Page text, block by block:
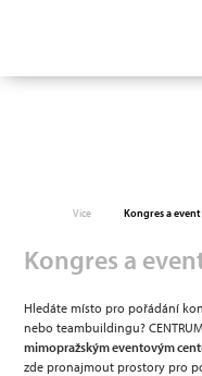
Více Kongres a event
Kongres a
Hledáte místo pro pořádání
nebo teambuildingu?
mimopražským eventovým
zde pronajmout prostory pro